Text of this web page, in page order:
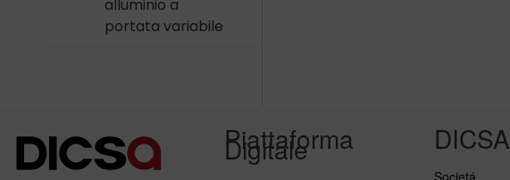
alluminio a
portata variabile
Piattaforma
Digitale DICSA
Societá